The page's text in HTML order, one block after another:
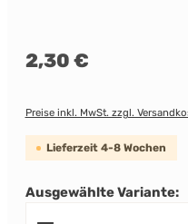
Regulärer Preis:
2,30 €
Preise inkl. MwSt. zzgl.
Lieferzeit 4-8 Wochen
Ausgewählte Variante:
Produkt Anzahl: